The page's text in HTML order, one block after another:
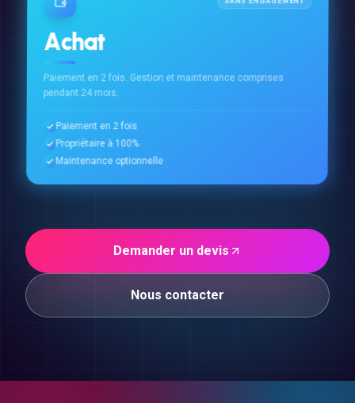
Achat
Paiement en 2 fois. Gestion et maintenance comprises
pendant 24 mois.
Paiement en 2 fois
Propriétaire à 100%
Maintenance optionnelle
Demander un devis
Nous contacter